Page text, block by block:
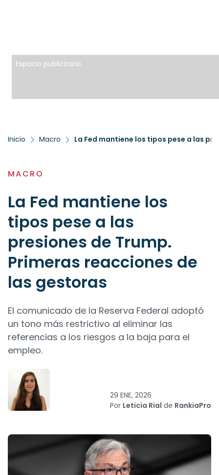
Espacio publicitario
Inicio Macro La Fed mantiene los tipos pese a las
MACRO
La Fed mantiene los
tipos pese a las
presiones de Trump.
Primeras reacciones de
las gestoras
El comunicado de la Reserva Federal adoptó
un tono más restrictivo al eliminar las
referencias a los riesgos a la baja para el
empleo.
29 ENE, 2026
Por Leticia Rial de RankiaPro